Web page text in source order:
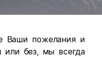
Ваши пожелания и
или без, мы всегда